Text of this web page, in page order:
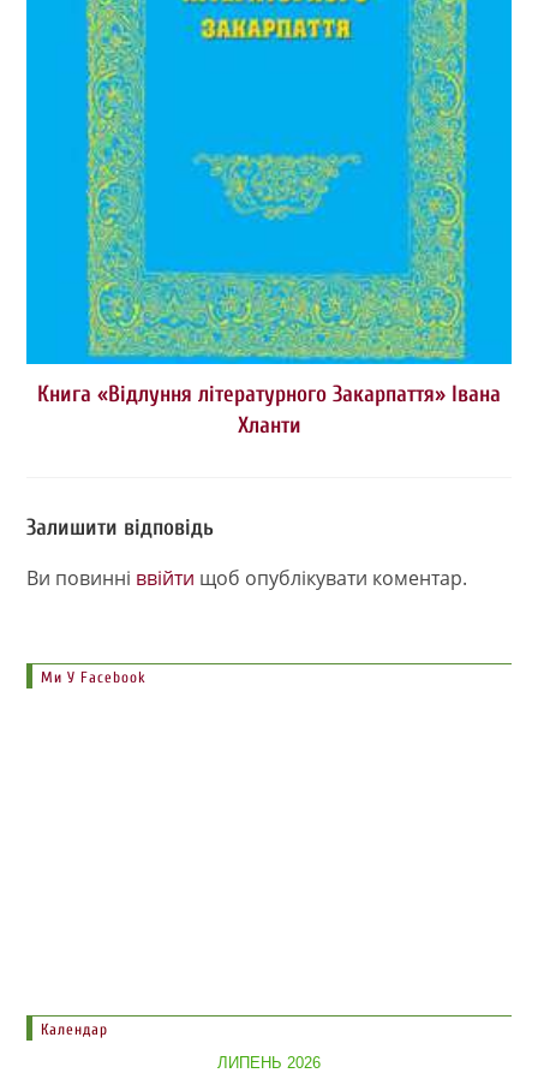
Книга «Відлуння літературного Закарпаття» Івана
Хланти
Залишити відповідь
Ви повинні ввійти щоб опублікувати коментар.
Ми У Facebook
Календар
ЛИПЕНЬ 2026